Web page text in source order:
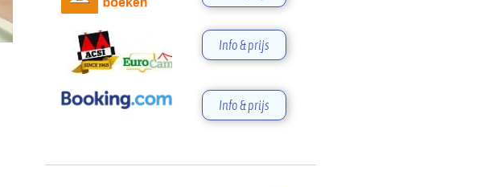
Info & prijs
Info & prijs